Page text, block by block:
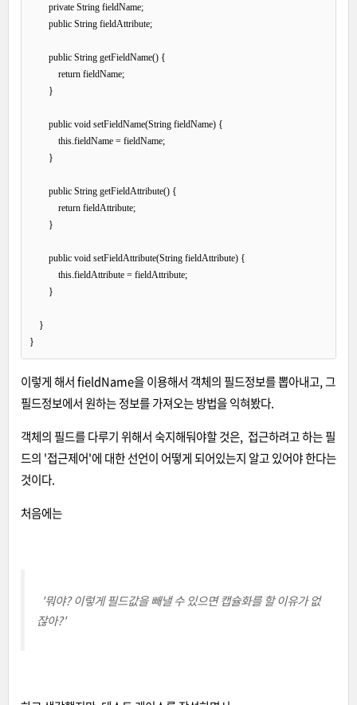
        private String fieldName;
        public String fieldAttribute;
        public String getFieldName() {
            return fieldName;
        }
        public void setFieldName(String fieldName) {
            this.fieldName = fieldName;
        }
        public String getFieldAttribute() {
            return fieldAttribute;
        }
        public void setFieldAttribute(String fieldAttribute) {
            this.fieldAttribute = fieldAttribute;
        }
    }
이렇게 해서 fieldName을 이용해서 객체의 필드정보를 뽑아내고, 그
필드정보에서 원하는 정보를 가져오는 방법을 익혀봤다.
객체의 필드를 다루기 위해서 숙지해둬야할 것은, 접근하려고 하는 필
드의 '접근제어'에 대한 선언이 어떻게 되어있는지 알고 있어야 한다는
것이다.
처음에는
'뭐야? 이렇게 필드값을 빼낼 수 있으면 캡슐화를 할 이유가 없
잖아?'